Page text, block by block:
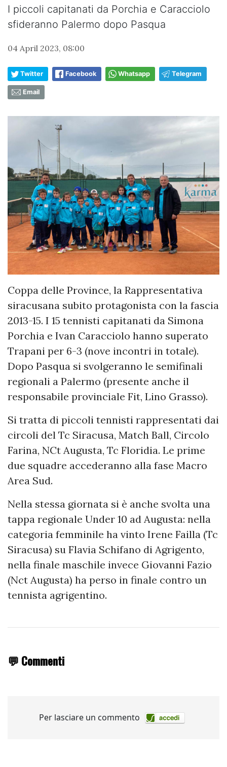
I piccoli capitanati da Porchia e Caracciolo
sfideranno Palermo dopo Pasqua
04 April 2023, 08:00
Twitter Facebook Whatsapp Telegram
Email
Coppa delle Province, la Rappresentativa
siracusana subito protagonista con la fascia
2013-15. I 15 tennisti capitanati da Simona
Porchia e Ivan Caracciolo hanno superato
Trapani per 6-3 (nove incontri in totale).
Dopo Pasqua si svolgeranno le semifinali
regionali a Palermo (presente anche il
responsabile provinciale Fit, Lino Grasso).
Si tratta di piccoli tennisti rappresentati dai
circoli del Tc Siracusa, Match Ball, Circolo
Farina, NCt Augusta, Tc Floridia. Le prime
due squadre accederanno alla fase Macro
Area Sud.
Nella stessa giornata si è anche svolta una
tappa regionale Under 10 ad Augusta: nella
categoria femminile ha vinto Irene Failla (Tc
Siracusa) su Flavia Schifano di Agrigento,
nella finale maschile invece Giovanni Fazio
(Nct Augusta) ha perso in finale contro un
tennista agrigentino.
💬 Commenti